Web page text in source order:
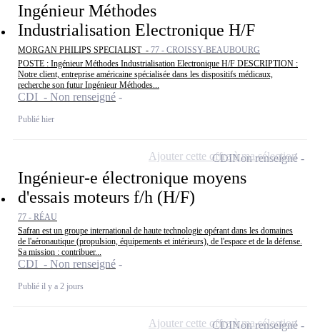
Ingénieur Méthodes
Industrialisation Electronique H/F
MORGAN PHILIPS SPECIALIST - 77 - CROISSY-BEAUBOURG
POSTE : Ingénieur Méthodes Industrialisation Electronique H/F DESCRIPTION :
Notre client, entreprise américaine spécialisée dans les dispositifs médicaux,
recherche son futur Ingénieur Méthodes...
CDI - Non renseigné
Publié hier
Ingénieur-e électronique moyens
d'essais moteurs f/h (H/F)
77 - RÉAU
Safran est un groupe international de haute technologie opérant dans les domaines
de l'aéronautique (propulsion, équipements et intérieurs), de l'espace et de la défense.
Sa mission : contribuer...
CDI - Non renseigné
Publié il y a 2 jours
CDINon renseigné
Ajouter cette offre à ma sélection
CDINon renseigné
Ajouter cette offre à ma sélection